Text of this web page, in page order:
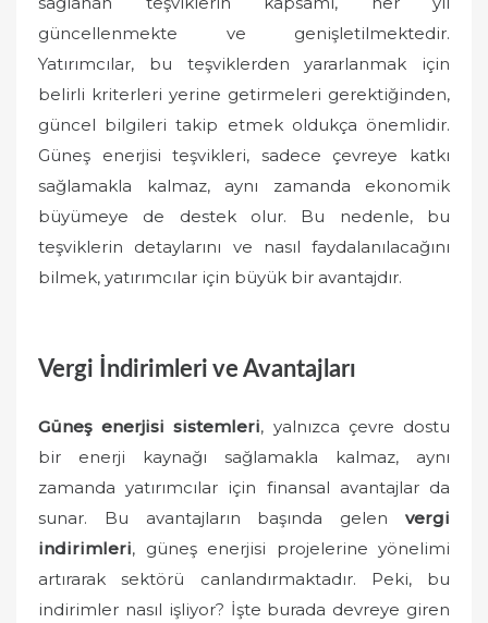
güncellenmekte ve genişletilmektedir.
Yatırımcılar, bu teşviklerden yararlanmak için
belirli kriterleri yerine getirmeleri gerektiğinden,
güncel bilgileri takip etmek oldukça önemlidir.
Güneş enerjisi teşvikleri, sadece çevreye katkı
sağlamakla kalmaz, aynı zamanda ekonomik
büyümeye de destek olur. Bu nedenle, bu
teşviklerin detaylarını ve nasıl faydalanılacağını
bilmek, yatırımcılar için büyük bir avantajdır.
Vergi İndirimleri ve Avantajları
Güneş enerjisi sistemleri, yalnızca çevre dostu
bir enerji kaynağı sağlamakla kalmaz, aynı
zamanda yatırımcılar için finansal avantajlar da
sunar. Bu avantajların başında gelen vergi
indirimleri, güneş enerjisi projelerine yönelimi
artırarak sektörü canlandırmaktadır. Peki, bu
indirimler nasıl işliyor? İşte burada devreye giren